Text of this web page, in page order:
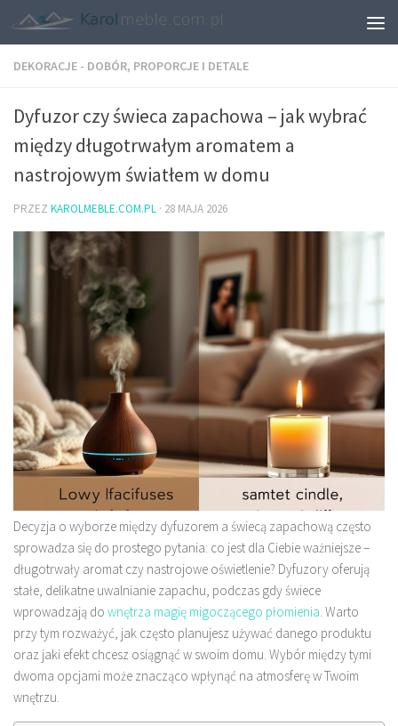
DEKORACJE - DOBÓR, PROPORCJE I DETALE
Dyfuzor czy świeca zapachowa – jak wybrać
między długotrwałym aromatem a
nastrojowym światłem w domu
PRZEZ KAROLMEBLE.COM.PL · 28 MAJA 2026
Decyzja o wyborze między dyfuzorem a świecą zapachową często
sprowadza się do prostego pytania: co jest dla Ciebie ważniejsze –
długotrwały aromat czy nastrojowe oświetlenie? Dyfuzory oferują
stałe, delikatne uwalnianie zapachu, podczas gdy świece
wprowadzają do wnętrza magię migoczącego płomienia . Warto
przy tym rozważyć, jak często planujesz używać danego produktu
oraz jaki efekt chcesz osiągnąć w swoim domu. Wybór między tymi
dwoma opcjami może znacząco wpłynąć na atmosferę w Twoim
wnętrzu.